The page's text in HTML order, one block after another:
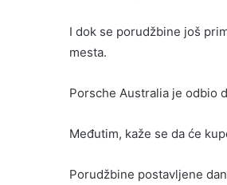
I dok se porudžbine još
mesta.
Porsche Australia je odbio
Međutim, kaže se da će
Porudžbine postavljene